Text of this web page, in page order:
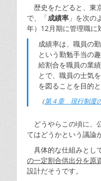
歴史をたどると、東
で、「成績率 」を次の
年）12月期に管理職に
成績率は、職員の
という勤勉手当の
給割合を職員の業
とで、職員の士気
を図ることを目的
（第４章 現行制度
どうやらこの頃に、
てはどうかという議論
具体的な仕組みとして
の一定割合供出分を原
設計だそうです。